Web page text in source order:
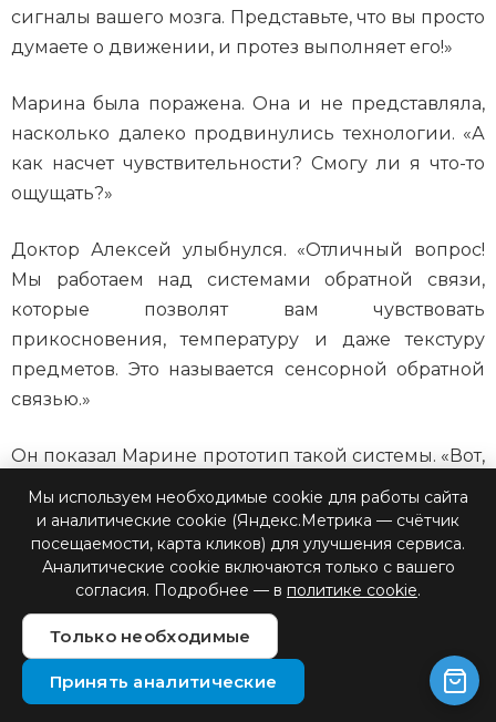
сигналы вашего мозга. Представьте, что вы просто
думаете о движении, и протез выполняет его!»
Марина была поражена. Она и не представляла,
насколько далеко продвинулись технологии. «А
как насчет чувствительности? Смогу ли я что-то
ощущать?»
Доктор Алексей улыбнулся. «Отличный вопрос!
Мы работаем над системами обратной связи,
которые позволят вам чувствовать
прикосновения, температуру и даже текстуру
предметов. Это называется сенсорной обратной
связью.»
Он показал Марине прототип такой системы. «Вот,
попробуйте,» — сказал он, надевая устройство на
ее здоровую руку. Когда он коснулся сенсора,
Марина почувствовала легкое покалывание на
коже. «Удивительно,» — прошептала она.
«И это только начало,» — продолжил доктор. «Мы
постоянно работаем над улучшением наших
технологий. Например, сейчас мы
Мы используем необходимые cookie для работы сайта
и аналитические cookie (Яндекс.Метрика — счётчик
посещаемости, карта кликов) для улучшения сервиса.
Аналитические cookie включаются только с вашего
согласия. Подробнее — в политике cookie.
Только необходимые
Принять аналитические